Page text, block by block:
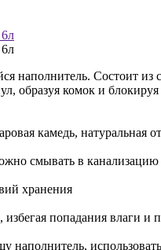
Состоит
образуя комок и
камедь, натуральная
смывать в канализацию
хранения
попадания влаги и